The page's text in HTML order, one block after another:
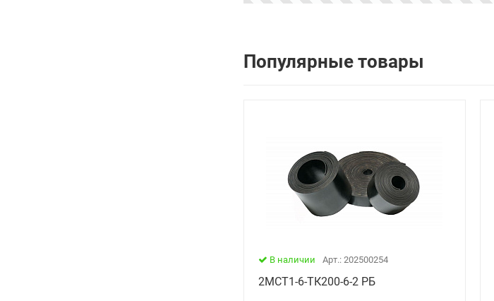
Популярные товары
В наличии Арт.: 202500254
2МСТ1-6-ТК200-6-2 РБ